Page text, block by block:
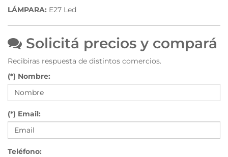
LÁMPARA: E27 Led
Solicitá precios y compará
Recibiras respuesta de distintos comercios.
(*) Nombre:
(*) Email:
Teléfono: